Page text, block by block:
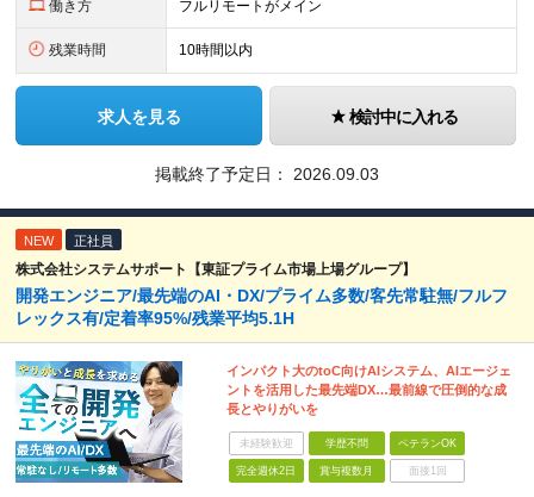
働き方 フルリモートがメイン
残業時間 10時間以内
求人を見る 検討中に入れる
掲載終了予定日： 2026.09.03
NEW 正社員
株式会社システムサポート【東証プライム市場上場グループ】
開発エンジニア/最先端のAI・DX/プライム多数/客先常駐無/フルフ
レックス有/定着率95%/残業平均5.1H
インパクト大のtoC向けAIシステム、AIエージェ
ントを活用した最先端DX…最前線で圧倒的な成
長とやりがいを
未経験歓迎 学歴不問 ベテランOK
完全週休2日 賞与複数月 面接1回